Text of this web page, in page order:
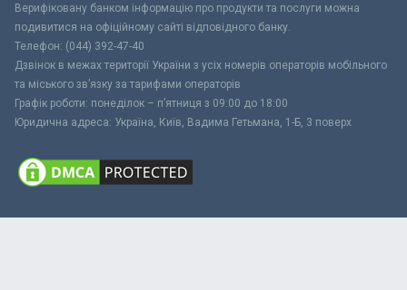
Верифіковану банком інформацію про продукти та послуги можна
подивитися на офіційному сайті відповідного банку.
Телефон: (044) 392-47-40
Дзвінок в межах території України з усіх номерів операторів мобільного
та міського зв’язку за тарифами операторів
Графік роботи: понеділок – п’ятниця з 09:00 до 18:00
Юридична адреса: Україна, Київ, Вадима Гетьмана, 1-Б, 3 поверх